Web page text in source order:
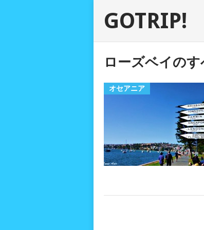
GOTRIP!
ローズベイの
オセアニア